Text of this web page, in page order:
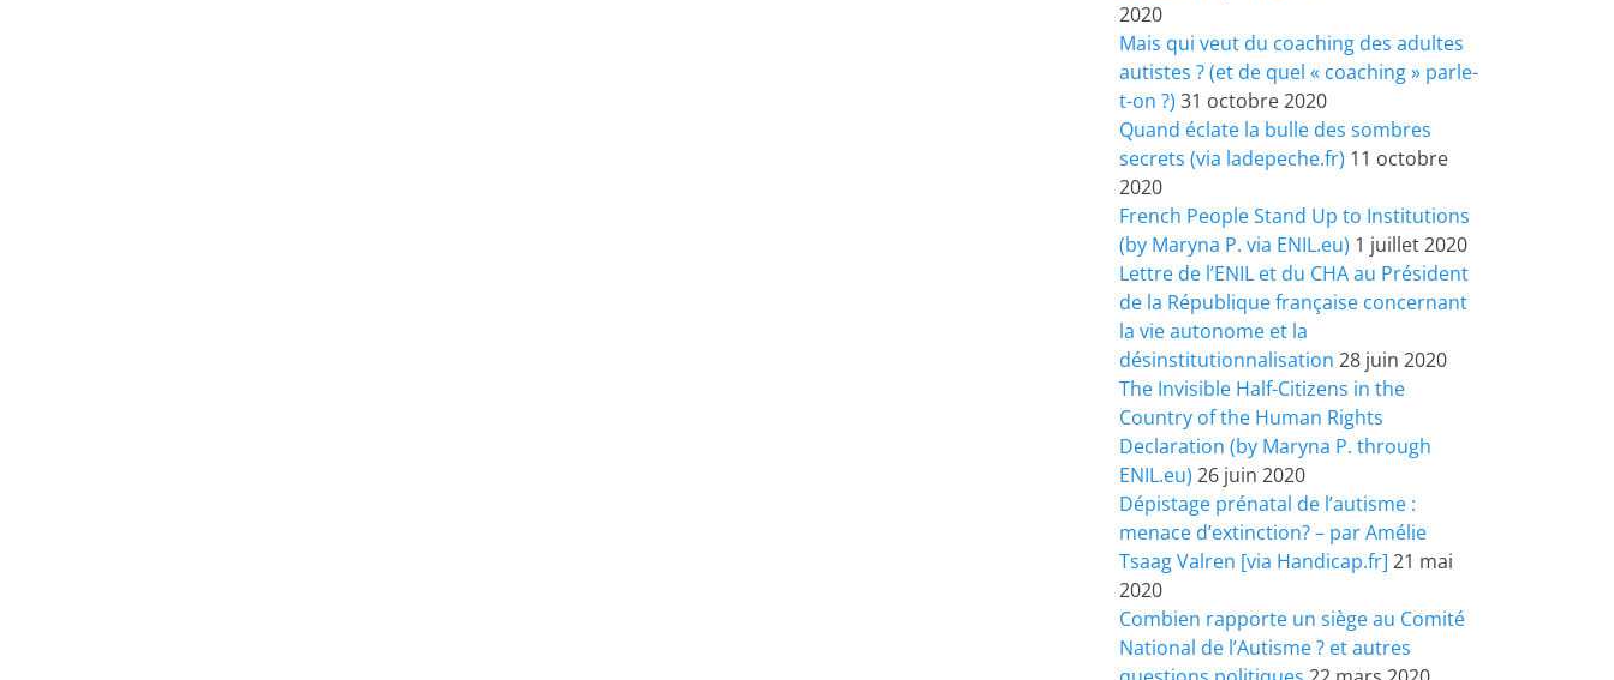
2020
Mais qui veut du coaching des adultes
autistes ? (et de quel « coaching » parle-
t-on ?) 31 octobre 2020
Quand éclate la bulle des sombres
secrets (via ladepeche.fr) 11 octobre
2020
French People Stand Up to Institutions
(by Maryna P. via ENIL.eu) 1 juillet 2020
Lettre de l’ENIL et du CHA au Président
de la République française concernant
la vie autonome et la
désinstitutionnalisation 28 juin 2020
The Invisible Half-Citizens in the
Country of the Human Rights
Declaration (by Maryna P. through
ENIL.eu) 26 juin 2020
Dépistage prénatal de l’autisme :
menace d’extinction? – par Amélie
Tsaag Valren [via Handicap.fr] 21 mai
2020
Combien rapporte un siège au Comité
National de l’Autisme ? et autres